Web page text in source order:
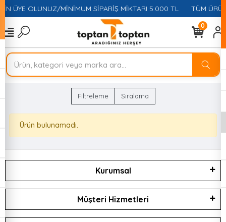
ÜYE OLUNUZ/MİNİMUM SİPARİŞ MİKTARI 5.000 TL TÜM
0
Filtreleme Sıralama
Ürün bulunamadı.
Kurumsal
Müşteri Hizmetleri